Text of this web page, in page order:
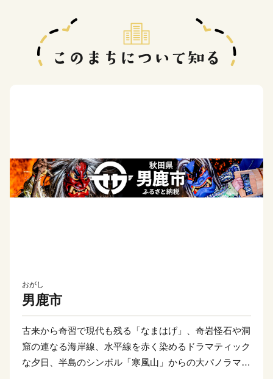
おがし
男鹿市
古来から奇習で現代も残る「なまはげ」、奇岩怪石や洞
窟の連なる海岸線、水平線を赤く染めるドラマティック
な夕日、半島のシンボル「寒風山」からの大パノラマな